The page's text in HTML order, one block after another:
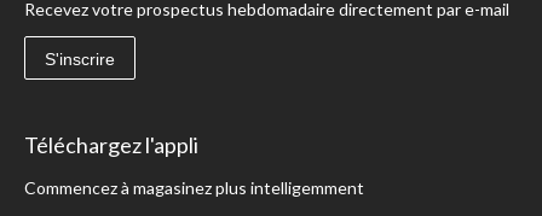
Recevez votre prospectus hebdomadaire directement par e-mail
S'inscrire
Téléchargez l'appli
Commencez à magasinez plus intelligemment